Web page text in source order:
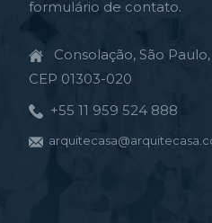
formulário de contato.
Consolação, São Paulo,
CEP 01303-020
+55 11 959 524 888